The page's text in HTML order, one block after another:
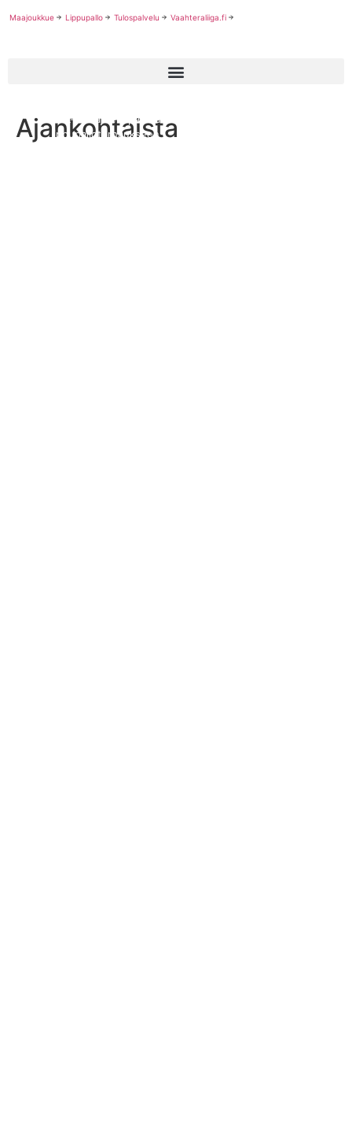
Maajoukkue Lippupallo Tulospalvelu Vaahteraliiga.fi
Ajankohtaista
NFL-pelaajille lupa osallistua olympialaisten
lippupalloturnaukseen